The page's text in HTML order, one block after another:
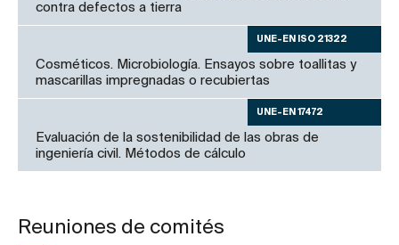
contra defectos a tierra
UNE-EN ISO 21322
Cosméticos. Microbiología. Ensayos sobre toallitas y
mascarillas impregnadas o recubiertas
UNE-EN 17472
Evaluación de la sostenibilidad de las obras de
ingeniería civil. Métodos de cálculo
Reuniones de comités